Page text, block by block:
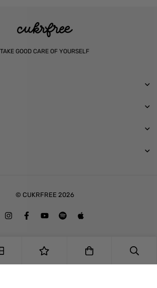
TAKE GOOD CARE OF YOURSELF
© CUKRFREE 2026